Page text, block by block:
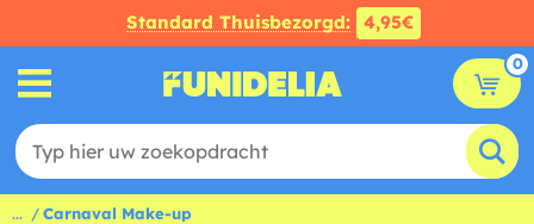
Standard Thuisbezorgd: 4,95€
0
... Carnaval Make-up